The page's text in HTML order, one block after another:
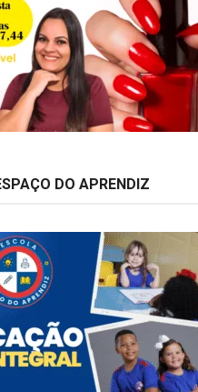
DO APRENDIZ